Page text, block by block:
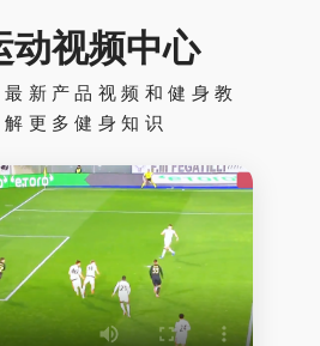
动视频中心
新产品视频和健身教
更多健身知识